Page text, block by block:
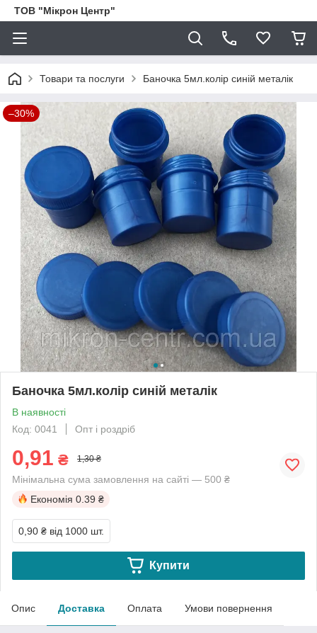
ТОВ "Мікрон Центр"
Товари та послуги Баночка 5мл.колір синій металік
–30%
Баночка 5мл.колір синій металік
В наявності
Код: 0041
Опт і роздріб
0,91 ₴ 1,30 ₴
Мінімальна сума замовлення на сайті — 500 ₴
Економія 0.39 ₴
0,90 ₴ від 1000 шт.
Купити
Опис Доставка Оплата Умови повернення